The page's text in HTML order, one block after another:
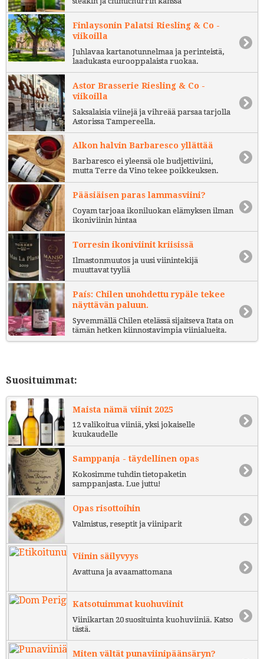
Finlaysonin Palatsi Riesling & Co -
viikoilla
Juhlavaa kartanotunnelmaa ja perinteistä,
laadukasta eurooppalaista ruokaa.
Astor Brasserie Riesling & Co -
viikoilla
Saksalaisia viinejä ja vihreää parsaa tarjolla
Astorissa Tampereella.
Alkon halvin Barbaresco yllättää
Barbaresco ei yleensä ole budjettiviini,
mutta Terre da Vino tekee poikkeuksen.
Pääsiäisen paras lammasviini?
Coyam tarjoaa ikoniluokan elämyksen ilman
ikoniviinin hintaa
Torresin ikoniviinit kriisissä
Ilmastonmuutos ja uusi viinintekijä
muuttavat tyyliä
País: Chilen unohdettu rypäle tekee
näyttävän paluun.
Syvemmällä Chilen etelässä sijaitseva Itata on
tämän hetken kiinnostavimpia viinialueita.
Suosituimmat:
Maista nämä viinit 2025
12 valikoitua viiniä, yksi jokaiselle
kuukaudelle
Samppanja - täydellinen opas
Kokosimme tuhdin tietopaketin
samppanjasta. Lue juttu!
Opas risottoihin
Valmistus, reseptit ja viiniparit
Viinin säilyvyys
Avattuna ja avaamattomana
Katsotuimmat kuohuviinit
Viinikartan 20 suosituinta kuohuviiniä. Katso
tästä.
Miten vältät punaviinipäänsäryn?